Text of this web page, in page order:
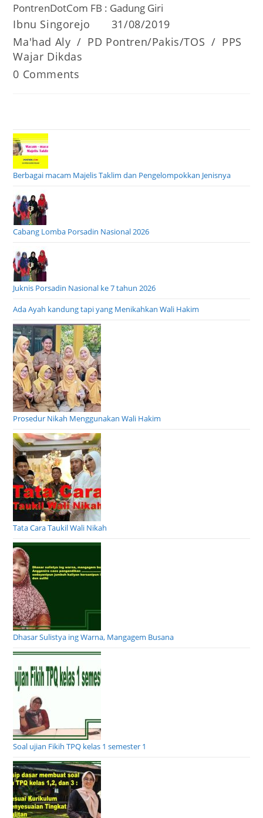
PontrenDotCom FB : Gadung Giri
Post
Ibnu Singorejo
Post
31/08/2019
Post
category:
Ma'had Aly / PD Pontren/Pakis/TOS / PPS
Wajar Dikdas
Post
0 Comments
Berbagai macam Majelis Taklim dan Pengelompokkan Jenisnya
Cabang Lomba Porsadin Nasional 2026
Juknis Porsadin Nasional ke 7 tahun 2026
Ada Ayah kandung tapi yang Menikahkan Wali Hakim
Prosedur Nikah Menggunakan Wali Hakim
Tata Cara Taukil Wali Nikah
Dhasar Sulistya ing Warna, Mangagem Busana
Soal ujian Fikih TPQ kelas 1 semester 1